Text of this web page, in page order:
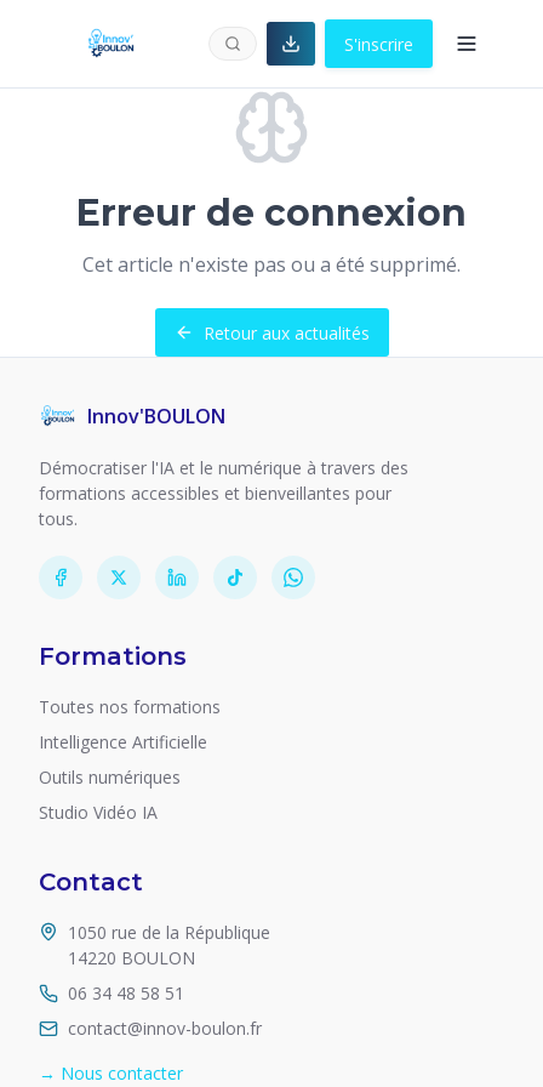
S'inscrire
Erreur de connexion
Cet article n'existe pas ou a été supprimé.
Retour aux actualités
Innov'BOULON
Démocratiser l'IA et le numérique à travers des
formations accessibles et bienveillantes pour
tous.
Formations
Toutes nos formations
Intelligence Artificielle
Outils numériques
Studio Vidéo IA
Contact
1050 rue de la République
14220 BOULON
06 34 48 58 51
contact@innov-boulon.fr
→ Nous contacter